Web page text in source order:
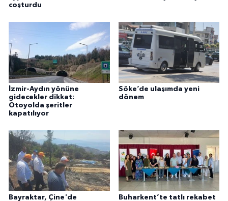
coşturdu
İzmir-Aydın yönüne
gidecekler dikkat:
Otoyolda şeritler
kapatılıyor
Söke’de ulaşımda yeni
dönem
Bayraktar, Çine'de
Buharkent’te tatlı rekabet